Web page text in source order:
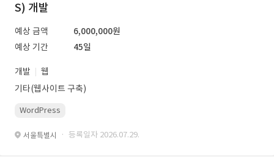
S) 개발
예상 금액
6,000,000원
예상 기간
45일
개발
웹
기타(웹사이트 구축)
WordPress
서울특별시 · 등록일자 2026.07.29.